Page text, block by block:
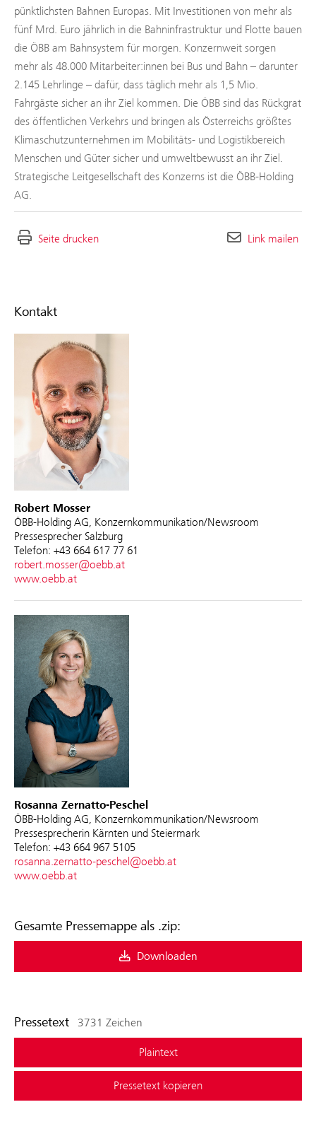
Kontakt
Robert Mosser
ÖBB-Holding AG, Konzernkommunikation/Newsroom
Pressesprecher Salzburg
Telefon: +43 664 617 77 61
robert.mosser@oebb.at
www.oebb.at
Rosanna Zernatto-Peschel
ÖBB-Holding AG, Konzernkommunikation/Newsroom
Pressesprecherin Kärnten und Steiermark
Telefon: +43 664 967 5105
rosanna.zernatto-peschel@oebb.at
www.oebb.at
Gesamte Pressemappe als .zip:
Downloaden
Pressetext 3731 Zeichen
Plaintext
Pressetext kopieren
pünktlichsten Bahnen Europas. Mit Investitionen von mehr als
fünf Mrd. Euro jährlich in die Bahninfrastruktur und Flotte bauen
die ÖBB am Bahnsystem für morgen. Konzernweit sorgen
mehr als 48.000 Mitarbeiter:innen bei Bus und Bahn – darunter
2.145 Lehrlinge – dafür, dass täglich mehr als 1,5 Mio.
Fahrgäste sicher an ihr Ziel kommen. Die ÖBB sind das Rückgrat
des öffentlichen Verkehrs und bringen als Österreichs größtes
Klimaschutzunternehmen im Mobilitäts- und Logistikbereich
Menschen und Güter sicher und umweltbewusst an ihr Ziel.
Strategische Leitgesellschaft des Konzerns ist die ÖBB-Holding
AG.
Seite drucken Link mailen